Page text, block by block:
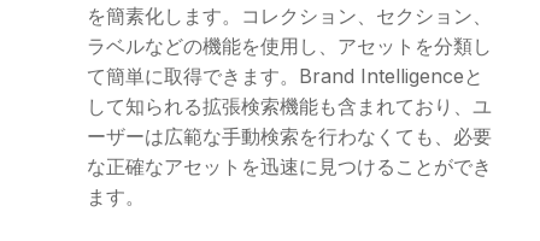
を簡素化します。コレクション、セクション、
ラベルなどの機能を使用し、アセットを分類し
て簡単に取得できます。Brand Intelligenceと
して知られる拡張検索機能も含まれており、ユ
ーザーは広範な手動検索を行わなくても、必要
な正確なアセットを迅速に見つけることができ
ます。